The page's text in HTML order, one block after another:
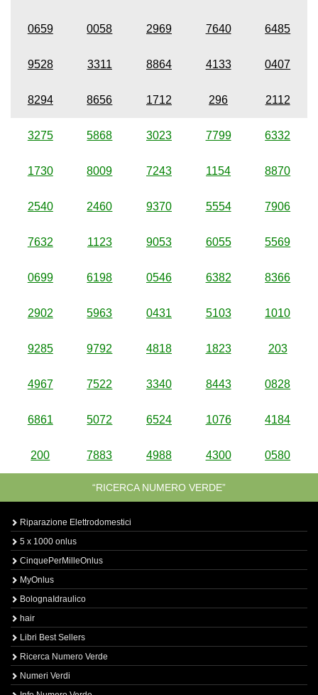
0659 0058 2969 7640 6485
9528 3311 8864 4133 0407
8294 8656 1712 296 2112
3275 5868 3023 7799 6332
1730 8009 7243 1154 8870
2540 2460 9370 5554 7906
7632 1123 9053 6055 5569
0699 6198 0546 6382 8366
2902 5963 0431 5103 1010
9285 9792 4818 1823 203
4967 7522 3340 8443 0828
6861 5072 6524 1076 4184
200 7883 4988 4300 0580
“RICERCA NUMERO VERDE”
Riparazione Elettrodomestici
5 x 1000 onlus
CinquePerMilleOnlus
MyOnlus
BolognaIdraulico
hair
Libri Best Sellers
Ricerca Numero Verde
Numeri Verdi